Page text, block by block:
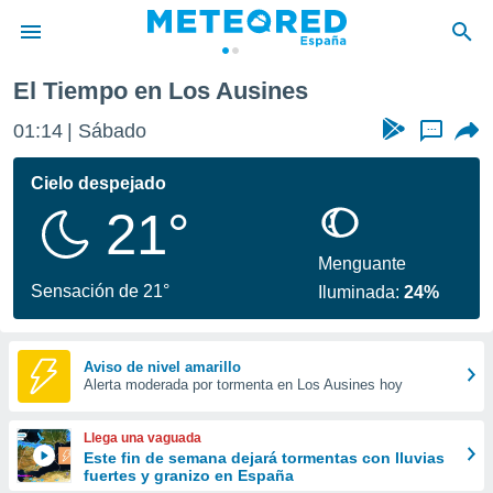
de
por
se
calidad.
a este
las
y
forma
digital
basada
El Tiempo en Los Ausines
01:14 Sábado ...
Cielo despejado
21°
Sensación de 21°
Menguante
Iluminada:24%
Aviso de nivel amarillo
Alerta moderada por tormenta en Los Ausines hoy
Llega una vaguada
Este fin de semana dejará tormentas con lluvias
fuertes y granizo en España